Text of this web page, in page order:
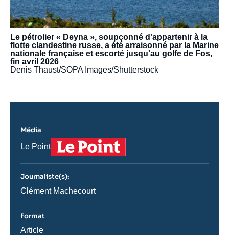
Le pétrolier « Deyna », soupçonné d'appartenir à la
flotte clandestine russe, a été arraisonné par la Marine
nationale française et escorté jusqu'au golfe de Fos,
fin avril 2026
Denis Thaust/SOPA Images/Shutterstock
Média
Nom
journal,
ou
émission
Le Point
Logo
Journaliste(s):
Journaliste
Clément Machecourt
Format
Catégorie
Article